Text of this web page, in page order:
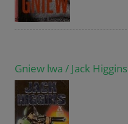
Gniew lwa / Jack Higgins